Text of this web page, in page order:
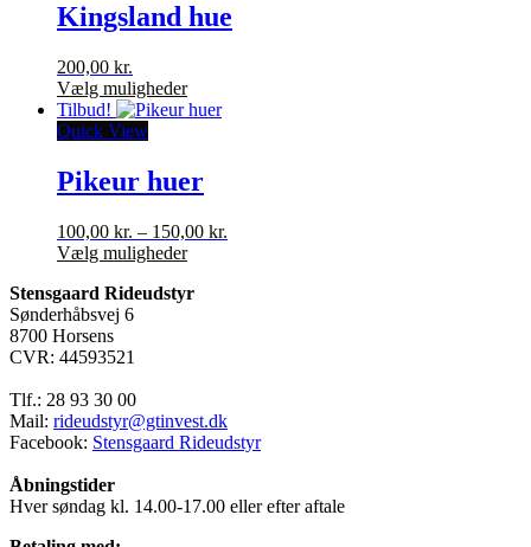
Kingsland hue
200,00 kr.
Vælg mulighederDette
vare
Mulighederne
vælges
på
Tilbud!
Quick View
Pikeur huer
100,00 kr. – 150,00 kr.
Vælg mulighederDette
har
på
varesiden
Stensgaard Rideudstyr
Sønderhåbsvej 6
8700 Horsens
CVR: 44593521
Tlf.: 28 93 30 00
Mail: rideudstyr@gtinvest.dk
Facebook: Stensgaard Rideudstyr
Åbningstider
Hver søndag kl. 14.00-17.00 eller efter aftale